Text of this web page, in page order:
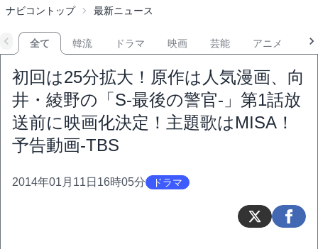
ナビコントップ 最新ニュース
全て 韓流 ドラマ 映画 芸能 アニメ
初回は25分拡大！原作は人気漫画、向
井・綾野の「S-最後の警官-」第1話放
送前に映画化決定！主題歌はMISA！
予告動画-TBS
2014年01月11日16時05分 ドラマ